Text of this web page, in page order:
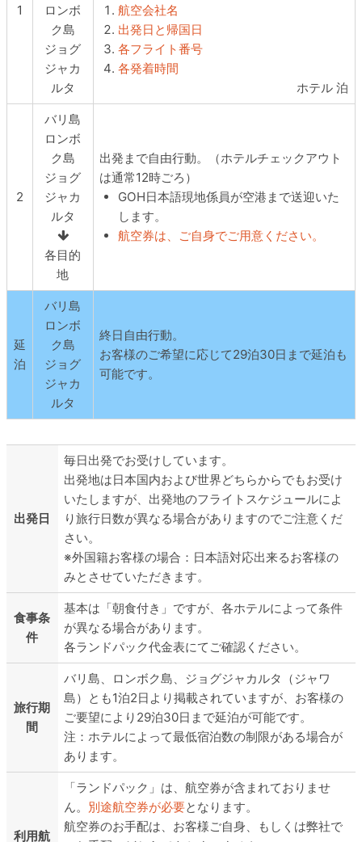
1
ロンボ
ク島
ジョグ
ジャカ
ルタ
航空会社名
出発日と帰国日
各フライト番号
各発着時間
ホテル 泊
2
バリ島
ロンボ
ク島
ジョグ
ジャカ
ルタ
各目的
地
出発まで自由行動。（ホテルチェックアウト
は通常12時ごろ）
GOH日本語現地係員が空港まで送迎いた
します。
航空券は、ご自身でご用意ください。
延
泊
バリ島
ロンボ
ク島
ジョグ
ジャカ
ルタ
終日自由行動。
お客様のご希望に応じて29泊30日まで延泊も
可能です。
出発日
毎日出発でお受けしています。
出発地は日本国内および世界どちらからでもお受け
いたしますが、出発地のフライトスケジュールによ
り旅行日数が異なる場合がありますのでご注意くだ
さい。
外国籍お客様の場合：日本語対応出来るお客様の
みとさせていただきます。
食事条
件
基本は「朝食付き」ですが、各ホテルによって条件
が異なる場合があります。
各ランドパック代金表にてご確認ください。
旅行期
間
バリ島、ロンボク島、ジョグジャカルタ（ジャワ
島）とも1泊2日より掲載されていますが、お客様の
ご要望により29泊30日まで延泊が可能です。
注：ホテルによって最低宿泊数の制限がある場合が
あります。
利用航
「ランドパック」は、航空券が含まれておりませ
ん。 別途航空券が必要となります。
航空券のお手配は、お客様ご自身、もしくは弊社で